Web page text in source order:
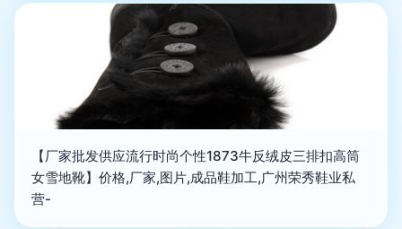
【厂家批发供应流行时尚个性1873牛反绒皮三排扣高筒
女雪地靴】价格,厂家,图片,成品鞋加工,广州荣秀鞋业私
营-